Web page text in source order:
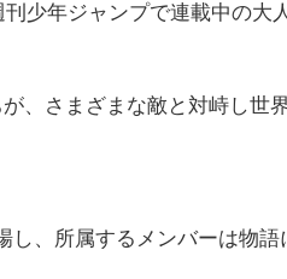
少年ジャンプで連載中の大
、さまざまな敵と対峙し世
し、所属するメンバーは物語